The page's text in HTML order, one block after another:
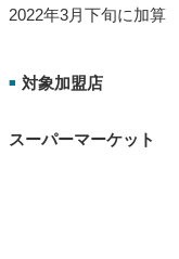
2022年3月下旬に加算
■ 対象加盟店
スーパーマーケット